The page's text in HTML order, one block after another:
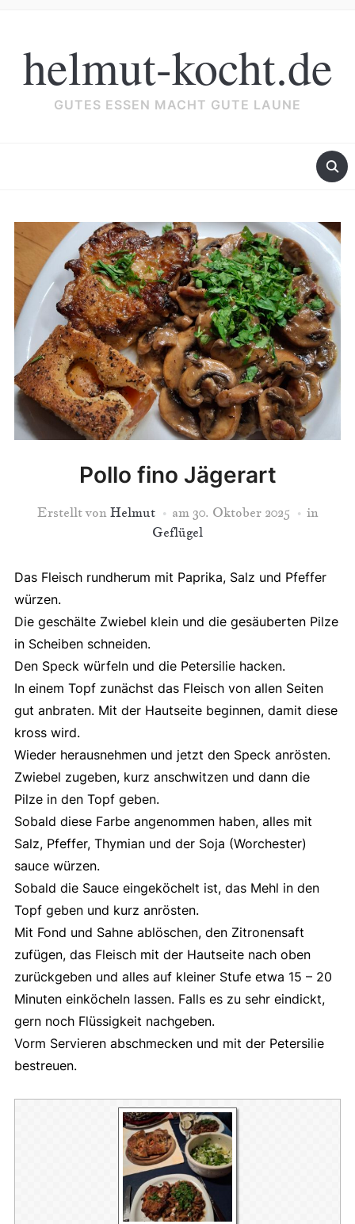
helmut-kocht.de
GUTES ESSEN MACHT GUTE LAUNE
Pollo fino Jägerart
Erstellt von Helmut am 30. Oktober 2025
in
Geflügel
Das Fleisch rundherum mit Paprika, Salz und Pfeffer
würzen.
Die geschälte Zwiebel klein und die gesäuberten Pilze
in Scheiben schneiden.
Den Speck würfeln und die Petersilie hacken.
In einem Topf zunächst das Fleisch von allen Seiten
gut anbraten. Mit der Hautseite beginnen, damit diese
kross wird.
Wieder herausnehmen und jetzt den Speck anrösten.
Zwiebel zugeben, kurz anschwitzen und dann die
Pilze in den Topf geben.
Sobald diese Farbe angenommen haben, alles mit
Salz, Pfeffer, Thymian und der Soja (Worchester)
sauce würzen.
Sobald die Sauce eingeköchelt ist, das Mehl in den
Topf geben und kurz anrösten.
Mit Fond und Sahne ablöschen, den Zitronensaft
zufügen, das Fleisch mit der Hautseite nach oben
zurückgeben und alles auf kleiner Stufe etwa 15 – 20
Minuten einköcheln lassen. Falls es zu sehr eindickt,
gern noch Flüssigkeit nachgeben.
Vorm Servieren abschmecken und mit der Petersilie
bestreuen.